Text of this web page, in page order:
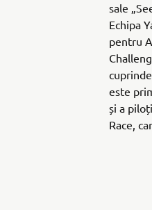
sale
Echipa
pentru
este
și a
Race,